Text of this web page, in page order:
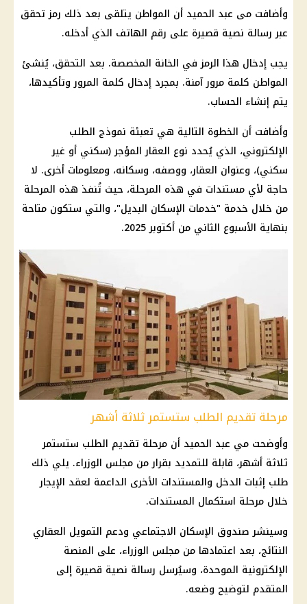
وأضافت مى عبد الحميد أن المواطن يتلقى بعد ذلك رمز تحقق
عبر رسالة نصية قصيرة على رقم الهاتف الذي أدخله.
يجب إدخال هذا الرمز في الخانة المخصصة. بعد التحقق، يُنشئ
المواطن كلمة مرور آمنة. بمجرد إدخال كلمة المرور وتأكيدها،
يتم إنشاء الحساب.
وأضافت أن الخطوة التالية هي تعبئة نموذج الطلب
الإلكتروني، الذي يُحدد نوع العقار المؤجر (سكني أو غير
سكني)، وعنوان العقار، ووصفه، وسكانه، ومعلومات أخرى. لا
حاجة لأي مستندات في هذه المرحلة، حيث تُنفذ هذه المرحلة
من خلال خدمة "خدمات الإسكان البديل"، والتي ستكون متاحة
بنهاية الأسبوع الثاني من أكتوبر 2025 .
مرحلة تقديم الطلب ستستمر ثلاثة أشهر
وأوضحت مي عبد الحميد أن مرحلة تقديم الطلب ستستمر
ثلاثة أشهر، قابلة للتمديد بقرار من مجلس الوزراء. يلي ذلك
طلب إثبات الدخل والمستندات الأخرى الداعمة لعقد الإيجار
خلال مرحلة استكمال المستندات.
وسينشرصندوق الإسكان الاجتماعي ودعم التمويل العقاري
النتائج، بعد اعتمادها من مجلس الوزراء، على المنصة
الإلكترونية الموحدة، وسيُرسل رسالة نصية قصيرة إلى
المتقدم لتوضيح وضعه.